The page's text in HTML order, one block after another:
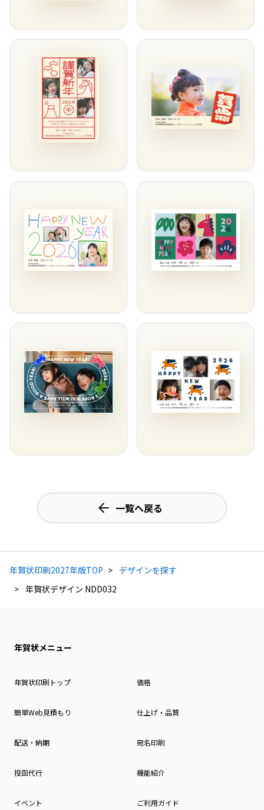
一覧へ戻る
年賀状印刷2027年版TOP
デザインを探す
年賀状デザイン NDD032
年賀状メニュー
年賀状印刷トップ 価格
簡単Web見積もり 仕上げ・品質
配送・納期 宛名印刷
投函代行 機能紹介
イベント ご利用ガイド